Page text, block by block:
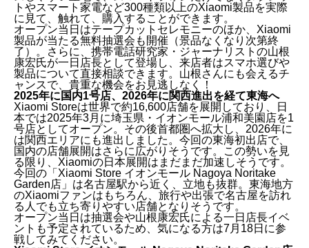
トやスマート家電など300種類以上のXiaomi製品を実際
に見て、触れて、購入することができます。
オープン当日はテープカットセレモニーのほか、Xiaomi
製品が当たる無料抽選会も開催（景品なくなり次第終
了）。さらに、携帯電話研究家・ジャーナリストの山根
康宏氏が一日店長として登場し、来店者はスマホ選びや
製品について直接相談できます。山根さんにも会えるチ
ャンスで、貴重な機会をお見逃しなく！
2025年に国内1号店、2026年に関西進出を経て東海へ
Xiaomi Storeは世界で約16,600店舗を展開しており、日
本では2025年3月に埼玉県・イオンモール浦和美園店を1
号店としてオープン。その後首都圏へ拡大し、2026年に
は関西エリアにも進出しました。今回の東海初出店で、
国内の店舗展開はさらに広がりそうです。この勢いを見
る限り、Xiaomiの日本展開はまだまだ加速しそうです。
今回の「Xiaomi Store イオンモール Nagoya Noritake
Garden店」は名古屋駅から近く、立地も抜群。東海地方
のXiaomiファンはもちろん、旅行や出張で名古屋を訪れ
る人でも立ち寄りやすい店舗となりそうです。
オープン当日は抽選会や山根康宏氏による一日店長イベ
ントも予定されているため、気になる方は7月18日に参
戦してみてください。